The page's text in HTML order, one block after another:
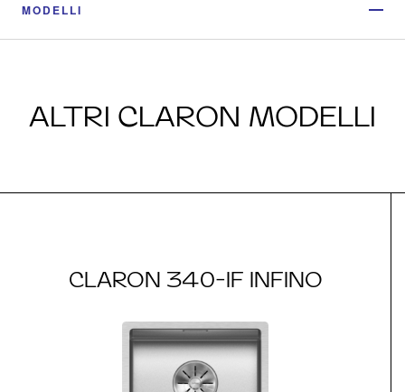
MODELLI
ALTRI CLARON MODELLI
CLARON 340-IF INFINO